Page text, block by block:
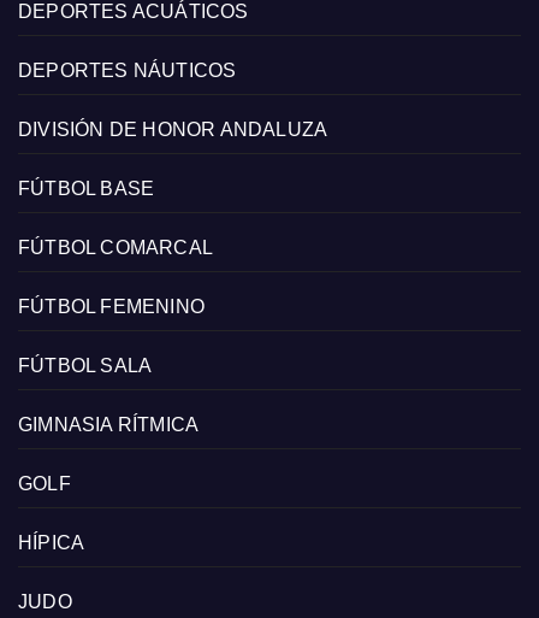
DEPORTES ACUÁTICOS
DEPORTES NÁUTICOS
DIVISIÓN DE HONOR ANDALUZA
FÚTBOL BASE
FÚTBOL COMARCAL
FÚTBOL FEMENINO
FÚTBOL SALA
GIMNASIA RÍTMICA
GOLF
HÍPICA
JUDO